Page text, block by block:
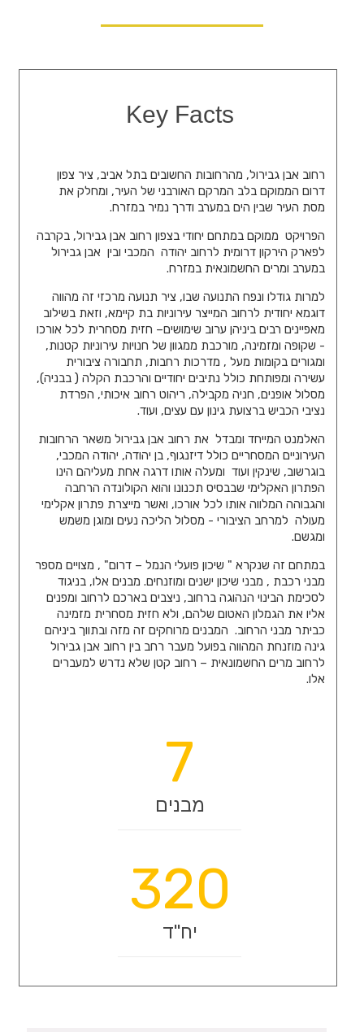
Key Facts
רחוב אבן גבירול, מהרחובות החשובים בתל אביב, ציר צפון
דרום הממוקם בלב המרקם האורבני של העיר, ומחלק את
מסת העיר שבין הים במערב ודרך נמיר במזרח.
הפרויקט ממוקם במתחם יחודי בצפון רחוב אבן גבירול, בקרבה
לפארק הירקון דרומית לרחוב יהודה המכבי ובין אבן גבירול
במערב ומרים החשמונאית במזרח.
למרות גודלו ונפח התנועה שבו, ציר תנועה מרכזי זה מהווה
דוגמא יחודית לרחוב המייצר עירוניות בת קיימא, וזאת בשילוב
מאפיינים רבים ביניהן ערוב שימושים– חזית מסחרית לכל אורכו
- שקופה ומזמינה, מורכבת ממגוון של חנויות עירוניות קטנות,
ומגורים בקומות מעל , מדרכות רחבות, תחבורה ציבורית
עשירה ומפותחת כולל נתיבים יחודיים והרכבת הקלה ( בבניה),
מסלול אופנים, חניה מקבילה, ריהוט רחוב איכותי, הפרדת
נציבי הכביש ברצועת גינון עם עצים, ועוד.
האלמנט המייחד ומבדל את רחוב אבן גבירול משאר הרחובות
העירוניים המסחריים כולל דיזנגוף, בן יהודה, יהודה המכבי,
בוגרשוב, שינקין ועוד ומעלה אותו דרגה אחת מעליהם הינו
הפתרון האקלימי שבבסיס תכנונו והוא הקולונדה הרחבה
והגבוהה המלווה אותו לכל אורכו, ואשר מייצרת פתרון אקלימי
מעולה למרחב הציבורי - מסלול הליכה נעים ומוגן משמש
ומגשם.
במתחם זה שנקרא " שיכון פועלי הנמל – דרום" , מצויים מספר
מבני רכבת , מבני שיכון ישנים ומוזנחים. מבנים אלו, בניגוד
לסכימת הבינוי הנהוגה ברחוב, ניצבים בארכם לרחוב ומפנים
אליו את הגמלון האטום שלהם, ולא חזית מסחרית מזמינה
כביתר מבני הרחוב. המבנים מרוחקים זה מזה ובתווך ביניהם
גינה מוזנחת המהווה בפועל מעבר רחב בין רחוב אבן גבירול
לרחוב מרים החשמונאית – רחוב קטן שלא נדרש למעברים
אלו.
7
מבנים
320
יח"ד